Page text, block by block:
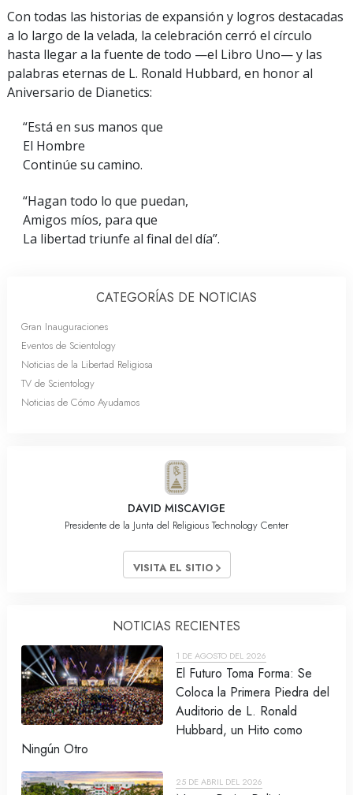
Con todas las historias de expansión y logros destacadas
a lo largo de la velada, la celebración cerró el círculo
hasta llegar a la fuente de todo —el Libro Uno— y las
palabras eternas de L. Ronald Hubbard, en honor al
Aniversario de Dianetics:
“Está en sus manos que
El Hombre
Continúe su camino.
“Hagan todo lo que puedan,
Amigos míos, para que
La libertad triunfe al final del día”.
CATEGORÍAS DE NOTICIAS
Gran Inauguraciones
Eventos de Scientology
Noticias de la Libertad Religiosa
TV de Scientology
Noticias de Cómo Ayudamos
DAVID MISCAVIGE
Presidente de la Junta del Religious Technology Center
VISITA EL SITIO
NOTICIAS RECIENTES
1 DE AGOSTO DEL 2026
El Futuro Toma Forma: Se
Coloca la Primera Piedra del
Auditorio de L. Ronald
Hubbard, un Hito como
Ningún Otro
25 DE ABRIL DEL 2026